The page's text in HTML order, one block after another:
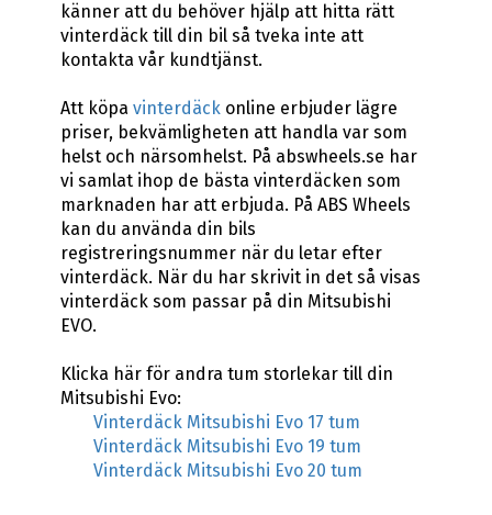
känner att du behöver hjälp att hitta rätt
vinterdäck till din bil så tveka inte att
kontakta vår kundtjänst.
Att köpavinterdäck online erbjuder lägre
priser, bekvämligheten att handla var som
helst och närsomhelst. På abswheels.se har
vi samlat ihop de bästa vinterdäcken som
marknaden har att erbjuda. På ABS Wheels
kan du använda din bils
registreringsnummer när du letar efter
vinterdäck. När du har skrivit in det så visas
vinterdäck som passar på din Mitsubishi
EVO.
Klicka här för andra tum storlekar till din
Mitsubishi Evo:
Vinterdäck Mitsubishi Evo 17 tum
Vinterdäck Mitsubishi Evo 19 tum
Vinterdäck Mitsubishi Evo 20 tum